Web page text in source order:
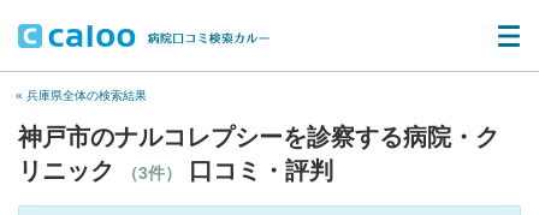
« 兵庫県全体の検索結果
神戸市のナルコレプシーを診察する病院・ク
リニック
（3件） 口コミ・評判